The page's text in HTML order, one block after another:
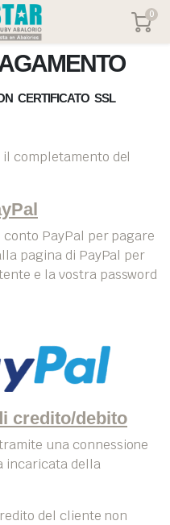
0
CERTIFICATO SSL
completamento del
PayPal per pagare
pagina di PayPal per
e la vostra password
credito/debito
una connessione
incaricata della
del cliente non